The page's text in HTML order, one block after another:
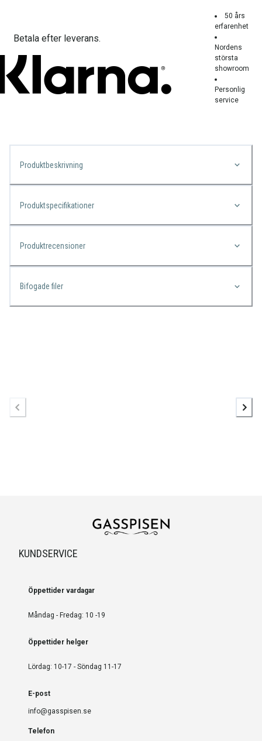
Betala efter leverans.
50 års
erfarenhet
Nordens
största
showroom
Personlig
service
Produktbeskrivning
Produktspecifikationer
Produktrecensioner
Bifogade filer
KUNDSERVICE
Öppettider vardagar
Måndag - Fredag: 10 -19
Öppettider helger
Lördag: 10-17 - Söndag 11-17
E-post
info@gasspisen.se
Telefon